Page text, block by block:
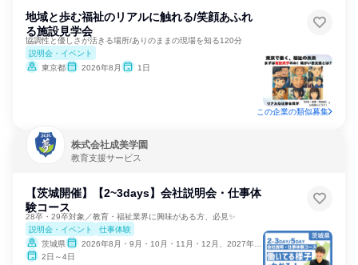
地域と歩む福祉のリアルに触れる/笑顔あふれ
る施設見学会
協調性と優しさが活きる場所/ありのままの現場を知る120分
説明会・イベント
東京都
2026年8月 1日
この企業の類似募集
株式会社成美学園
教育支援サービス
【茨城開催】【2~3days】会社説明会・仕事体
験コース
28卒・29卒対象／教育・福祉業界に興味がある方、必見✨
説明会・イベント
仕事体験
茨城県
2026年8月・9月・10月・11月・12月、2027年1月
2日～4日